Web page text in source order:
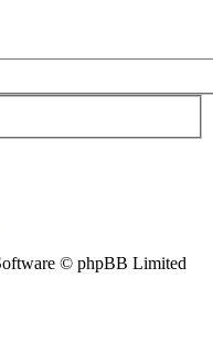
© phpBB Limited